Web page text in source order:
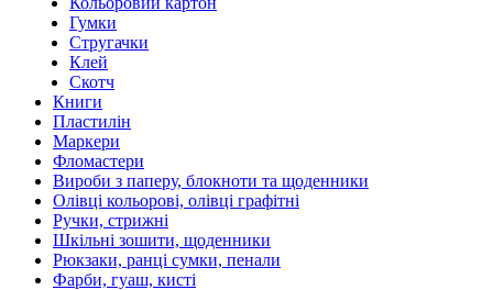
Гумки
Стругачки
Клей
Скотч
Книги
Пластилін
Маркери
Фломастери
Вироби з паперу, блокноти та щоденники
Олівці кольорові, олівці графітні
Ручки, стрижні
Шкільні зошити, щоденники
Рюкзаки, ранці сумки, пенали
Фарби, гуаш, кисті